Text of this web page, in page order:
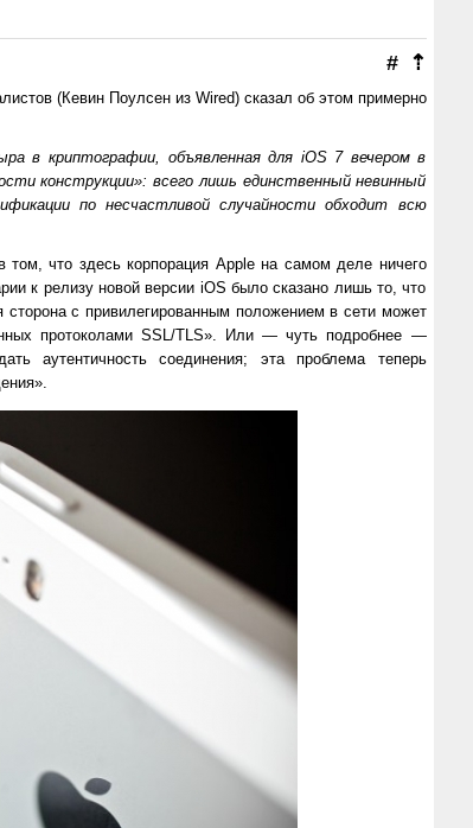
⇡
#
(Кевин Поулсен из Wired) сказал об этом примерно
в криптографии, объявленная для iOS 7 вечером в
конструкции»: всего лишь единственный невинный
по несчастливой случайности обходит всю
том, что здесь корпорация Apple на самом деле ничего
к релизу новой версии iOS было сказано лишь то, что
сторона с привилегированным положением в сети может
протоколами SSL/TLS». Или — чуть подробнее —
аутентичность соединения; эта проблема теперь